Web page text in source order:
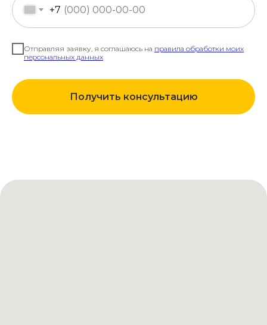
+7
Отправляя заявку, я соглашаюсь на правила обработки моих
персональных данных
Получить консультацию